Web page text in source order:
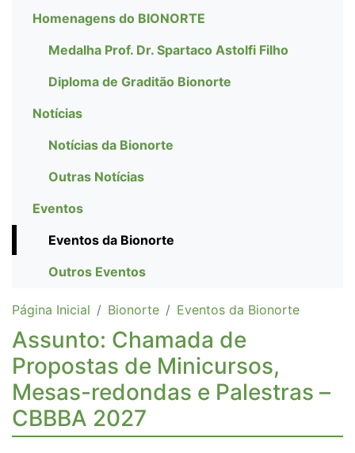
Homenagens do BIONORTE
Medalha Prof. Dr. Spartaco Astolfi Filho
Diploma de Graditão Bionorte
Notícias
Notícias da Bionorte
Outras Notícias
Eventos
Eventos da Bionorte
Outros Eventos
Página Inicial Bionorte Eventos da Bionorte
Assunto: Chamada de
Propostas de Minicursos,
Mesas-redondas e Palestras –
CBBBA 2027